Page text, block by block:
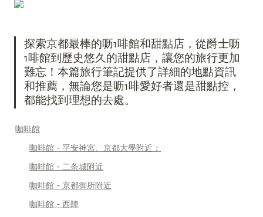
探索京都最棒的呖1啡館和甜點店，從爵士呖
1啡館到歷史悠久的甜點店，讓您的旅行更加
難忘！本篇旅行筆記提供了詳細的地點資訊
和推薦，無論您是呖1啡愛好者還是甜點控，
都能找到理想的去處。
咖啡館
咖啡館 - 平安神宮、京都大學附近：
咖啡館 - 二条城附近
咖啡館 - 京都御所附近
咖啡館 - 西陣